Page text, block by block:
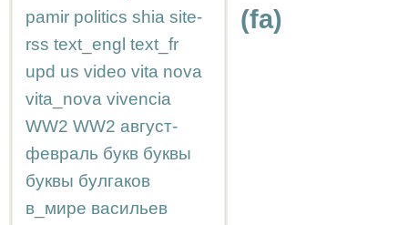
pamir politics shia site-
rss text_engl text_fr
upd us video vita nova
vita_nova vivencia
WW2 WW2 август-
февраль букв буквы
буквы булгаков
в_мире васильев
(fa)